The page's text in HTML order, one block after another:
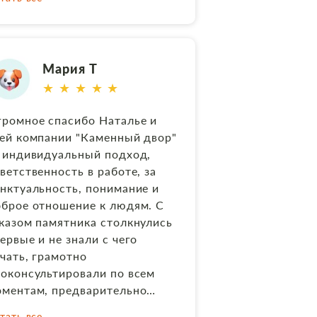
вопросе. В результате
в соответствии с той
гаммой, которую я
Выполнили по
в соответствии с
фото выполнили и
его в стеллу
очень грамотно и
составили
понравилось.
всем, очень
работать с Натальей, с
который располагает
и не заставит в итоге Вас
Сейчас редко,
Мария Т
★ ★ ★ ★ ★
спасибо Наталье и
компании "Каменный двор"
индивидуальный подход,
в работе, за
понимание и
отношение к людям. С
памятника столкнулись
и не знали с чего
грамотно
по всем
предварительно